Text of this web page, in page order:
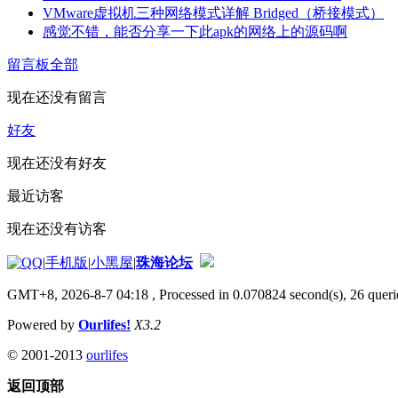
VMware虚拟机三种网络模式详解 Bridged（桥接模式）
感觉不错，能否分享一下此apk的网络上的源码啊
留言板全部
现在还没有留言
好友
现在还没有好友
最近访客
现在还没有访客
|手机版|小黑屋|珠海论坛
GMT+8, 2026-8-7 04:18 , Processed in 0.070824 second(s), 26
Powered by Ourlifes! X3.2
© 2001-2013 ourlifes
返回顶部